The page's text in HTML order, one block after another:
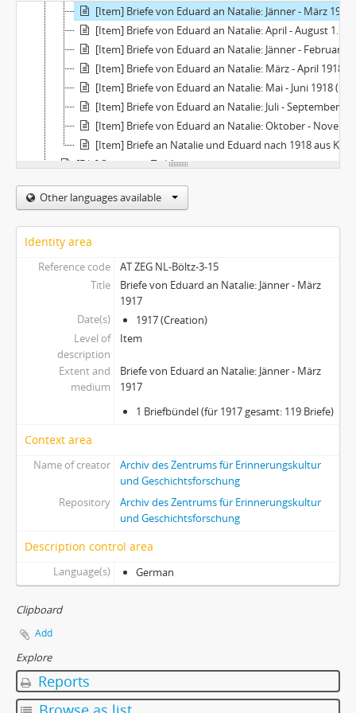
[Item] Briefe von Eduard an Natalie: Jänner - März 1917
[Item] Briefe von Eduard an Natalie: April - August 1917
[Item] Briefe von Eduard an Natalie: Jänner - Februar 1918
[Item] Briefe von Eduard an Natalie: März - April 1918
[Item] Briefe von Eduard an Natalie: Mai - Juni 1918 (Odessa)
[Item] Briefe von Eduard an Natalie: Juli - September 1918
[Item] Briefe von Eduard an Natalie: Oktober - November 1918
[Item] Briefe an Natalie und Eduard nach 1918 aus Kazan
[File] Sonstiges, Teil 1
[File] Sonstiges, Teil 2
[File] Presse/-mitteilungen
[File] Grüne Mappe "Odessa" (diverse Unterlagen)
Other languages available
Identity area
Reference code
AT ZEG NL-Böltz-3-15
Title
Briefe von Eduard an Natalie: Jänner - März
1917
Date(s)
1917 (Creation)
Level of
description
Item
Extent and
medium
Briefe von Eduard an Natalie: Jänner - März
1917
1 Briefbündel (für 1917 gesamt: 119 Briefe)
Context area
Name of creator
Archiv des Zentrums für Erinnerungskultur
und Geschichtsforschung
Repository
Archiv des Zentrums für Erinnerungskultur
und Geschichtsforschung
Description control area
Language(s) German
Clipboard
Add
Explore
Reports